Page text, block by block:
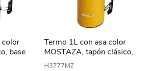
color
base
Termo 1L con asa color
MOSTAZA, tapón clásico,
base antideslizante, Berlina
H3777MZ